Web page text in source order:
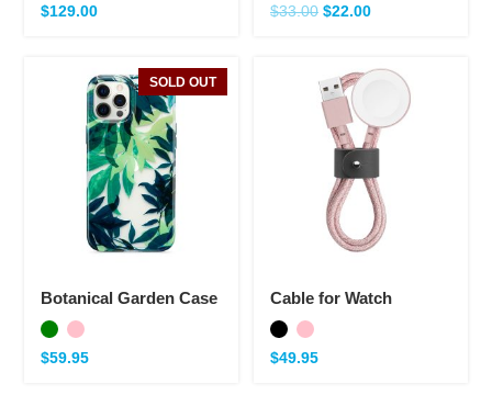
$129.00 $33.00 $22.00
SOLD OUT
Botanical Garden Case
$59.95
Cable for Watch
$49.95